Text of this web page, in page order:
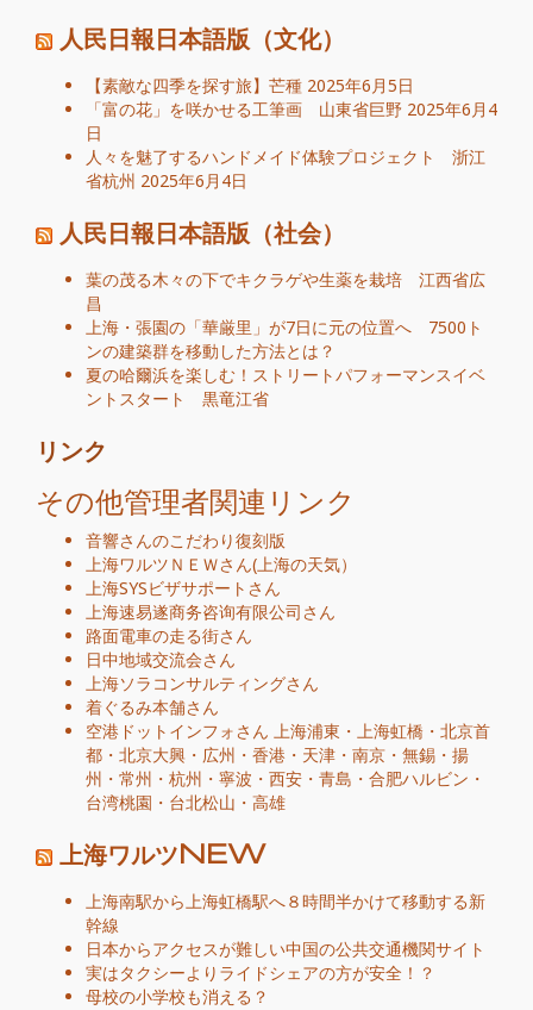
人民日報日本語版（文化）
【素敵な四季を探す旅】芒種 2025年6月5日
「富の花」を咲かせる工筆画 山東省巨野 2025年6月4
日
人々を魅了するハンドメイド体験プロジェクト 浙江
省杭州 2025年6月4日
人民日報日本語版（社会）
葉の茂る木々の下でキクラゲや生薬を栽培 江西省広
昌
上海・張園の「華厳里」が7日に元の位置へ 7500ト
ンの建築群を移動した方法とは？
夏の哈爾浜を楽しむ！ストリートパフォーマンスイベ
ントスタート 黒竜江省
リンク
その他管理者関連リンク
音響さんのこだわり復刻版
上海ワルツＮＥＷさん(上海の天気）
上海SYSビザサポート さん
上海速易遂商务咨询有限公司さん
路面電車の走る街さん
日中地域交流会さん
上海ソラコンサルティングさん
着ぐるみ本舗さん
空港ドットインフォさん 上海浦東 ・ 上海虹橋 ・ 北京首
都 ・ 北京大興 ・ 広州 ・ 香港 ・ 天津 ・ 南京 ・ 無錫 ・ 揚
州 ・ 常州 ・ 杭州 ・ 寧波 ・ 西安 ・ 青島 ・ 合肥ハルビン ・
台湾桃園 ・ 台北松山 ・ 高雄
上海ワルツNEW
上海南駅から上海虹橋駅へ８時間半かけて移動する新
幹線
日本からアクセスが難しい中国の公共交通機関サイト
実はタクシーよりライドシェアの方が安全！？
母校の小学校も消える？